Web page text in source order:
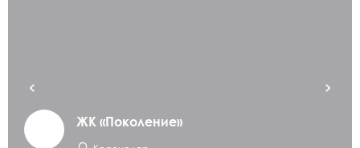
ЖК «Поколение»